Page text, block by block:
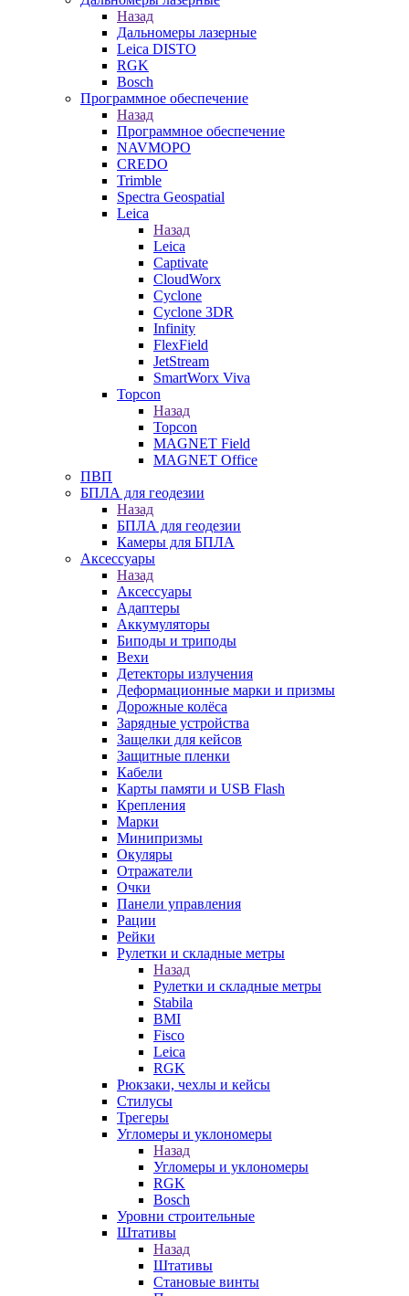
Назад
Дальномеры лазерные
Leica DISTO
RGK
Bosch
Программное обеспечение
Назад
Программное обеспечение
NAVMOPO
CREDO
Trimble
Spectra Geospatial
Leica
Назад
Leica
Captivate
CloudWorx
Cyclone
Cyclone 3DR
Infinity
FlexField
JetStream
SmartWorx Viva
Topcon
Назад
Topcon
MAGNET Field
MAGNET Office
ПВП
БПЛА для геодезии
Назад
БПЛА для геодезии
Камеры для БПЛА
Аксессуары
Назад
Аксессуары
Адаптеры
Аккумуляторы
Биподы и триподы
Вехи
Детекторы излучения
Деформационные марки и призмы
Дорожные колёса
Зарядные устройства
Защелки для кейсов
Защитные пленки
Кабели
Карты памяти и USB Flash
Крепления
Марки
Минипризмы
Окуляры
Отражатели
Очки
Панели управления
Рации
Рейки
Рулетки и складные метры
Назад
Рулетки и складные метры
Stabila
BMI
Fisco
Leica
RGK
Рюкзаки, чехлы и кейсы
Стилусы
Трегеры
Угломеры и уклономеры
Назад
Угломеры и уклономеры
RGK
Bosch
Уровни строительные
Штативы
Назад
Штативы
Становые винты